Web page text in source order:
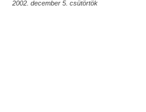
2002. december 5. csütörtök